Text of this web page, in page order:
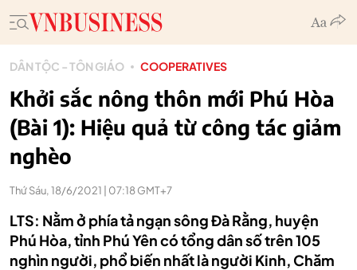
DÂN TỘC - TÔN GIÁO COOPERATIVES
Khởi sắc nông thôn mới Phú Hòa
(Bài 1): Hiệu quả từ công tác giảm
nghèo
Thứ Sáu, 18/6/2021 | 07:18 GMT+7
LTS: Nằm ở phía tả ngạn sông Đà Rằng, huyện
Phú Hòa, tỉnh Phú Yên có tổng dân số trên 105
nghìn người, phổ biến nhất là người Kinh, Chăm